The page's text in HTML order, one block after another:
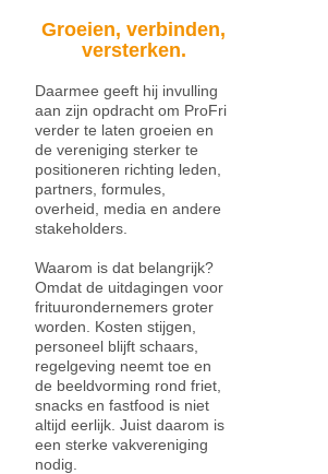
Groeien, verbinden,
versterken.
Daarmee geeft hij invulling
aan zijn opdracht om ProFri
verder te laten groeien en
de vereniging sterker te
positioneren richting leden,
partners, formules,
overheid, media en andere
stakeholders.
Waarom is dat belangrijk?
Omdat de uitdagingen voor
frituurondernemers groter
worden. Kosten stijgen,
personeel blijft schaars,
regelgeving neemt toe en
de beeldvorming rond friet,
snacks en fastfood is niet
altijd eerlijk. Juist daarom is
een sterke vakvereniging
nodig.